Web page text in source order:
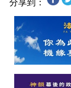
分享到：